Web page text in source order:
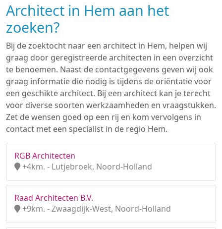
Architect in Hem aan het
zoeken?
Bij de zoektocht naar een architect in Hem, helpen wij
graag door geregistreerde architecten in een overzicht
te benoemen. Naast de contactgegevens geven wij ook
graag informatie die nodig is tijdens de oriëntatie voor
een geschikte architect. Bij een architect kan je terecht
voor diverse soorten werkzaamheden en vraagstukken.
Zet de wensen goed op een rij en kom vervolgens in
contact met een specialist in de regio Hem.
RGB Architecten
+4km. - Lutjebroek, Noord-Holland
Raad Architecten B.V.
+9km. - Zwaagdijk-West, Noord-Holland